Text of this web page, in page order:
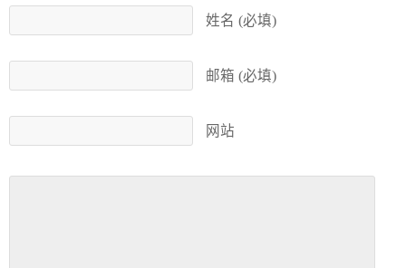
姓名 (必填)
邮箱 (必填)
网站